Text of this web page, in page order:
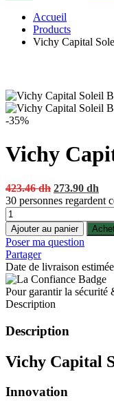
Accueil
Products
Vichy Capital
-35%
Vichy
423.46dh Original
price
423.46 dh.
273.90 dh
30 personnes regardent
Quantité
Ajouter au panier
Poser ma question
Partager
Date de livraison
Pour garantir la sécurité
Description
Description
Vichy Capital
Innovation